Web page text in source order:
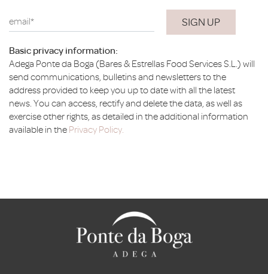
email*
Basic privacy information:
Adega Ponte da Boga (Bares & Estrellas Food Services S.L.) will
send communications, bulletins and newsletters to the
address provided to keep you up to date with all the latest
news. You can access, rectify and delete the data, as well as
exercise other rights, as detailed in the additional information
available in the Privacy Policy.